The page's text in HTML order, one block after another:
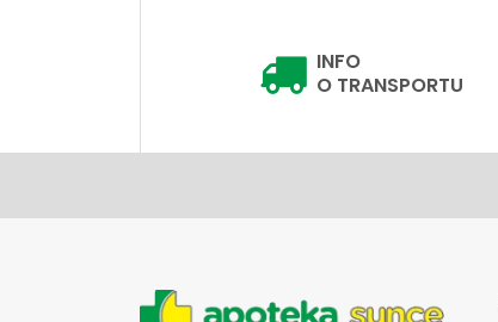
INFO
O TRANSPORTU